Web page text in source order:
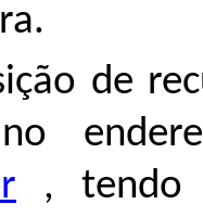
de
no
, tendo